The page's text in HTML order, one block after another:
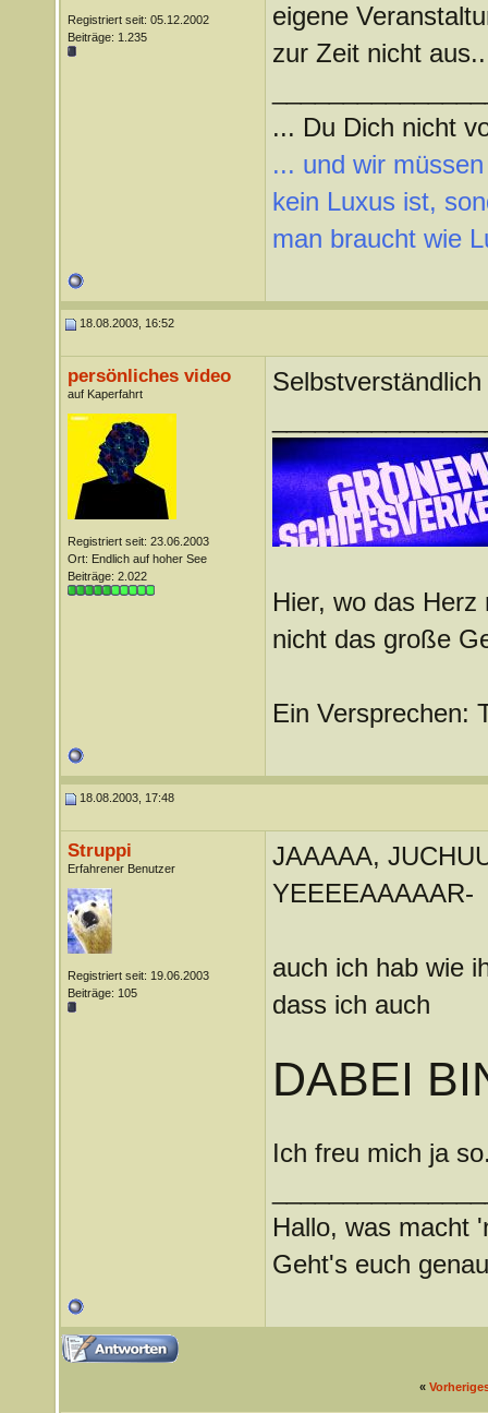
Registriert seit: 05.12.2002
Beiträge: 1.235
eigene
zur Zeit nicht
... Du Dich nicht
... und wir
kein Luxus ist,
man braucht wie
18.08.2003, 16:52
persönliches video
auf Kaperfahrt
Registriert seit: 23.06.2003
Ort: Endlich auf hoher See
Beiträge: 2.022
Hier, wo das Herz
nicht das große
Ein Versprechen:
18.08.2003, 17:48
Struppi
Erfahrener Benutzer
Registriert seit: 19.06.2003
Beiträge: 105
JAAAAA,
YEEEEAAAAAR-
auch ich hab wie
dass ich auch
DABEI
Ich freu mich ja
Hallo, was macht
Geht's euch
«